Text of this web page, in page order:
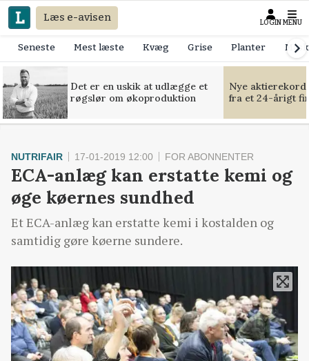
Læs e-avisen LOGIN MENU
Seneste Mest læste Kvæg Grise Planter
Det er en uskik at udlægge et
røgslør om økoproduktion
Nye
fra et 24-årigt
NUTRIFAIR 17-01-2019 12:00 FOR ABONNENTER
ECA-anlæg kan erstatte kemi og
øge køernes sundhed
Et ECA-anlæg kan erstatte kemi i kostalden og
samtidig gøre køerne sundere.